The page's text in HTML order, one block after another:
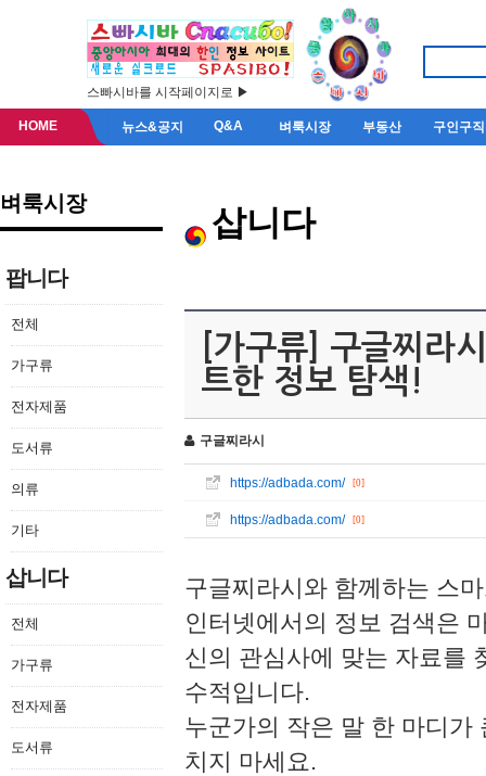
스빠시바를 시작페이지로 ▶
HOME 뉴스&공지 Q&A 벼룩시장 부동산 구인구직
벼룩시장
팝니다
전체
가구류
전자제품
도서류
의류
기타
삽니다
전체
가구류
전자제품
도서류
삽니다
[가구류] 구글찌라
트한 정보 탐색!
구글찌라시
https://adbada.com/ [0]
https://adbada.com/ [0]
구글찌라시와 함께하는 스
인터넷에서의 정보 검색은
신의 관심사에 맞는 자료를
수적입니다.
누군가의 작은 말 한 마디가
치지 마세요.